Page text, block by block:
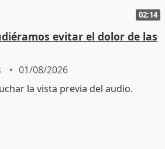
02:14
evitar el dolor de las
01/08/2026